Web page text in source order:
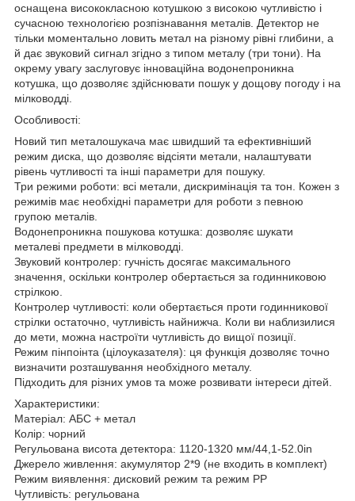
оснащена висококласною котушкою з високою чутливістю і
сучасною технологією розпізнавання металів. Детектор не
тільки моментально ловить метал на різному рівні глибини, а
й дає звуковий сигнал згідно з типом металу (три тони). На
окрему увагу заслуговує інноваційна водонепроникна
котушка, що дозволяє здійснювати пошук у дощову погоду і на
мілководді.
Особливості:
Новий тип металошукача має швидший та ефективніший
режим диска, що дозволяє відсіяти метали, налаштувати
рівень чутливості та інші параметри для пошуку.
Три режими роботи: всі метали, дискримінація та тон. Кожен з
режимів має необхідні параметри для роботи з певною
групою металів.
Водонепроникна пошукова котушка: дозволяє шукати
металеві предмети в мілководді.
Звуковий контролер: гучність досягає максимального
значення, оскільки контролер обертається за годинниковою
стрілкою.
Контролер чутливості: коли обертається проти годинникової
стрілки остаточно, чутливість найнижча. Коли ви наблизилися
до мети, можна настроїти чутливість до вищої позиції.
Режим пінпоінта (цілоуказателя): ця функція дозволяє точно
визначити розташування необхідного металу.
Підходить для різних умов та може розвивати інтереси дітей.
Характеристики:
Матеріал: АБС + метал
Колір: чорний
Регульована висота детектора: 1120-1320 мм/44,1-52.0in
Джерело живлення: акумулятор 2*9 (не входить в комплект)
Режим виявлення: дисковий режим та режим PP
Чутливість: регульована